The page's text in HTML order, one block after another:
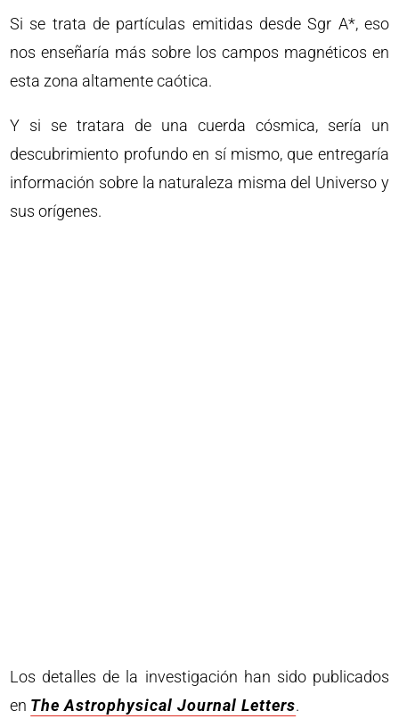
Si se trata de partículas emitidas desde Sgr A*, eso
nos enseñaría más sobre los campos magnéticos en
esta zona altamente caótica.
Y si se tratara de una cuerda cósmica, sería un
descubrimiento profundo en sí mismo, que entregaría
información sobre la naturaleza misma del Universo y
sus orígenes.
Los detalles de la investigación han sido publicados
en The Astrophysical Journal Letters.